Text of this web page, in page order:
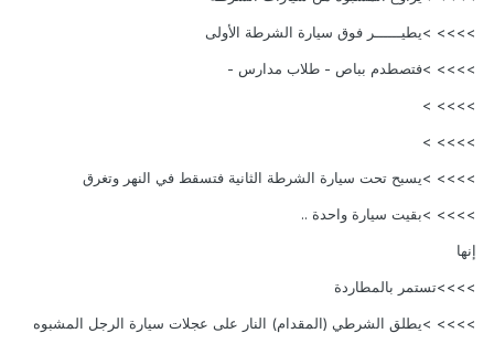
>>>> >يطيــــــر فوق سيارة الشرطة الأولى
>>>> >فتصطدم بباص - طلاب مدارس -
>>>> >
>>>> >
>>>> >يسبح تحت سيارة الشرطة الثانية فتسقط في النهر وتغرق
>>>> >بقيت سيارة واحدة ..
إنها
>>>>تستمر بالمطاردة
>>>> >يطلق الشرطي (المقدام) النار على عجلات سيارة الرجل المشبوه